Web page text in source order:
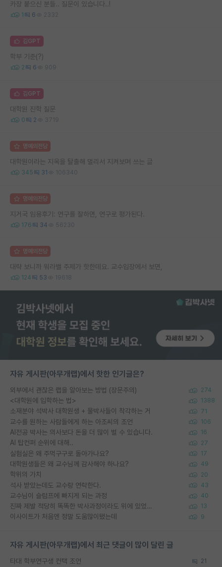
카장 붙으신 분들.. 질문이 있습니다..!
1 6 2332
김GPT
학부 기준(?)
2 6 909
김GPT
대학원 진학 질문
0 2 3719
명예의전당
대학원이라는 지옥을 탈출해 멀리서 지켜보며 쓰는 글
345 31 106340
명예의전당
지거국 임용후기: 연구를 잘하면, 연구로 평가된다.
176 34 56230
명예의전당
대략 보니까 워라밸 주제가 핫한데요. 교수입장에서 보면,
124 53 19618
자유 게시판(아무개랩)에서 핫한 인기글은?
외부에서 괜찮은 랩을 알아보는 방법 (장문주의) 274
<대학원에 입학하는 법> 1388
소재분야 석박사 대학원생 + 물박사들이 착각하는 거 71
교수를 원하는 사람들에게 하는 아조씨의 조언 106
AI전공 박사는 의사보다 돈을 더 많이 벌 수 있습니다. 16
AI 탑컨퍼 순위에 대해.. 27
실험실은 왜 주먹구구로 돌아가나요? 17
대학원생들은 왜 교수님께 감사해야 하나요? 49
학위의 가치 20
석사 받았는데도 교수랑 연락한다. 43
교수님이 슬럼프에 빠지게 되는 과정 40
진짜 제발 적당히 똑똑한 박사과정이라도 위에 있었으면.. 13
이사이트가 처음엔 정말 도움많이됐는데 9
자유 게시판(아무개랩)에서 최근 댓글이 많이 달린 글
타대 학부연구생 컨택 조언 21